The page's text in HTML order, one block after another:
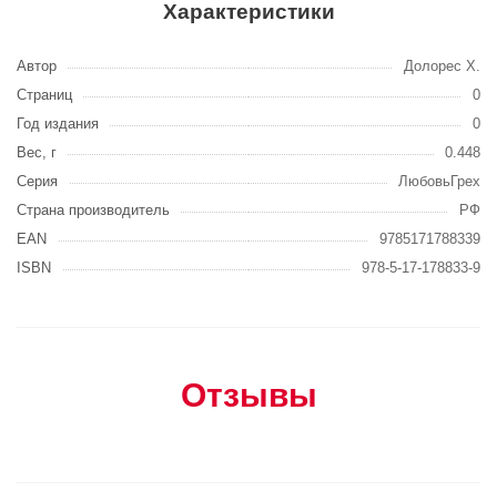
Характеристики
Автор
Долорес Х.
Страниц
0
Год издания
0
Вес, г
0.448
Серия
ЛюбовьГрех
Страна производитель
РФ
EAN
9785171788339
ISBN
978-5-17-178833-9
Отзывы